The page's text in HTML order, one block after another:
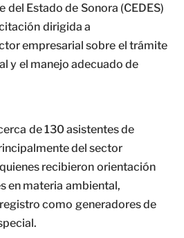
del Estado de Sonora (CEDES)
dirigida a
empresarial sobre el trámite
y el manejo adecuado de
de 130 asistentes de
del sector
recibieron orientación
en materia ambiental,
como generadores de